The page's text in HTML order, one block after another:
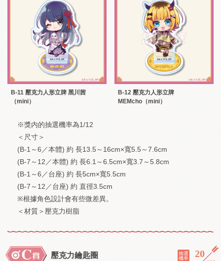
B-11 壓克力人形立牌 黑川茜
（mini）
B-12 壓克力人形立牌
MEMcho（mini）
※獎内的抽選機率為1/12
＜尺寸＞
(B-1～6／本體) 約 長13.5～16cm×寬5.5～7.6cm
(B-7～12／本體) 約 長6.1～6.5cm×寬3.7～5.8cm
(B-1～6／台座) 約 長5cm×寬5.5cm
(B-7～12／台座) 約 直徑3.5cm
※根據角色設計會有些微差異。
＜材質＞壓克力樹脂
壓克力鑰匙圈
抽選
機率
20
／